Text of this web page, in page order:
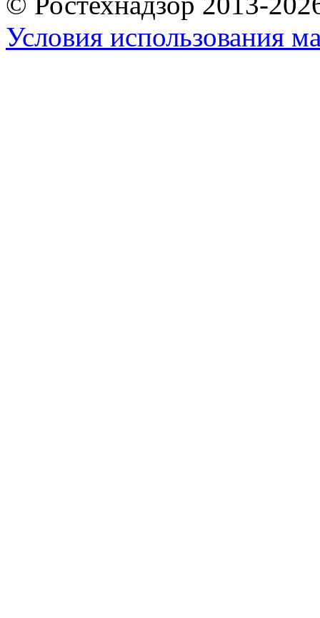
Условия использования